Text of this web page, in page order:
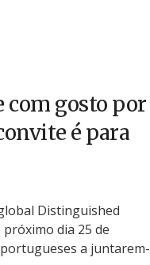
com gosto por
é para
Distinguished
próximo dia 25 de
a juntarem-